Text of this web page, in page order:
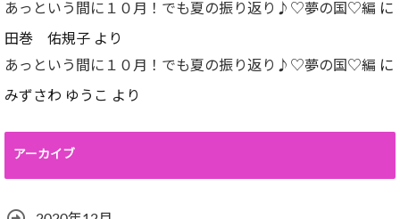
あっという間に１０月！でも夏の振り返り♪♡夢の国♡編 に
田巻 佑規子 より
あっという間に１０月！でも夏の振り返り♪♡夢の国♡編 に
みずさわ ゆうこ より
アーカイブ